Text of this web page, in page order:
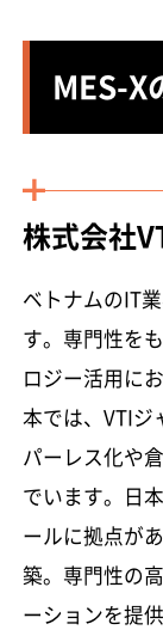
MES-X
株式会社
ベトナムのIT
す。専門性を
ロジー活用に
本では、VTIジ
パーレス化や
でいます。日
ールに拠点が
築。専門性の
ーションを提